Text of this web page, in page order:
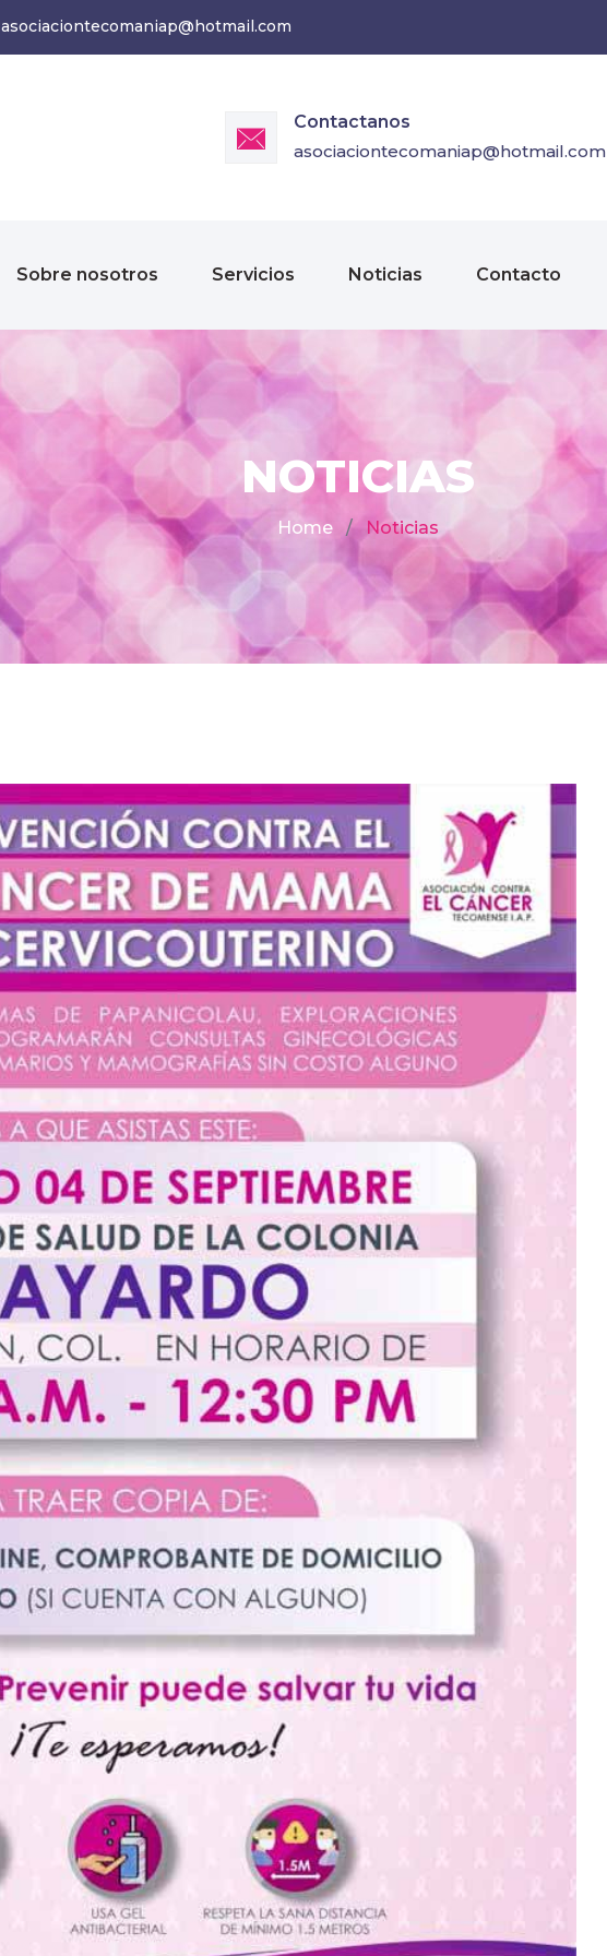
asociaciontecomaniap@hotmail.com
Contactanos
asociaciontecomaniap@hotmail.com
Sobre nosotros Servicios Noticias Contacto
NOTICIAS
Home Noticias